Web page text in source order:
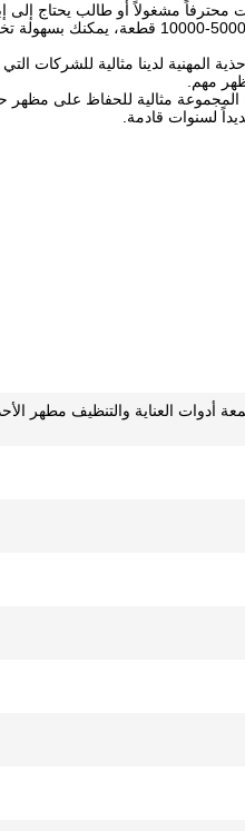
مشغولاً أو طالب يحتاج إلى
يبدو رائعاً، مجموعة تنظيف الأحذية المهنية لدينا هي الحل المثالي. مع وقت التوصيل من 25 يوما فقط ل
تنظيف الأحذية المهنية لدينا مثالية للشركات
مهم.
المجموعة مثالية للحفاظ على مظهر
لسنوات قادمة.
أدوات العناية والتنظيف مطهر